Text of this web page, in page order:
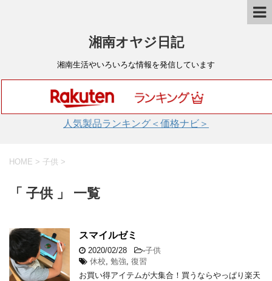
湘南オヤジ日記
湘南生活やいろいろな情報を発信しています
人気製品ランキング＜価格ナビ＞
HOME > 子供 >
「 子供 」 一覧
スマイルゼミ
2020/02/28 -子供
休校, 勉強, 復習
お買い得アイテムが大集合！買うならやっぱり楽天